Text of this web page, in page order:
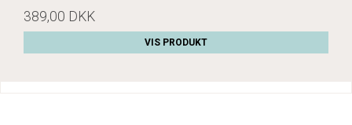
389,00 DKK
VIS PRODUKT